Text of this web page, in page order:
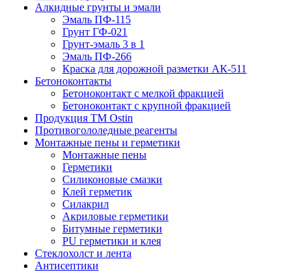
Алкидные грунты и эмали
Эмаль ПФ-115
Грунт ГФ-021
Грунт-эмаль 3 в 1
Эмаль ПФ-266
Краска для дорожной разметки АК-511
Бетоноконтакты
Бетоноконтакт с мелкой фракцией
Бетоноконтакт с крупной фракцией
Продукция ТМ Ostin
Противогололедные реагенты
Монтажные пены и герметики
Монтажные пены
Герметики
Силиконовые смазки
Клей герметик
Силакрил
Акриловые герметики
Битумные герметики
PU герметики и клея
Стеклохолст и лента
Антисептики